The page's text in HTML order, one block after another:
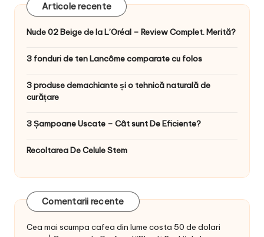
Articole recente
Nude 02 Beige de la L’Oréal – Review Complet. Merită?
3 fonduri de ten Lancôme comparate cu folos
3 produse demachiante și o tehnică naturală de
curățare
3 Șampoane Uscate – Cât sunt De Eficiente?
Recoltarea De Celule Stem
Comentarii recente
Cea mai scumpa cafea din lume costa 50 de dolari